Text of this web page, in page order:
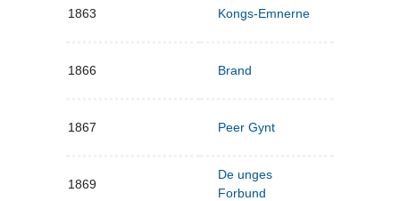
1863 Kongs-Emnerne
1866 Brand
1867 Peer Gynt
1869
De unges
Forbund